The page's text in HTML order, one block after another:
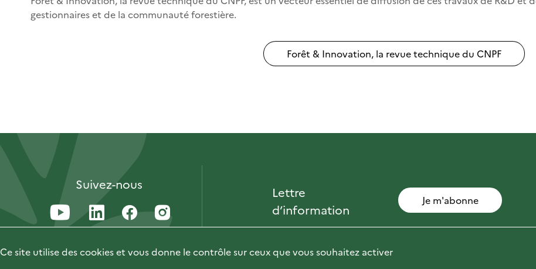
gestionnaires et de la communauté forestière.
Forêt & Innovation, la revue technique du CNPF
Suivez-nous
Lettre
d’information
Je m'abonne
Ce site utilise des cookies et vous donne le contrôle sur ceux que vous souhaitez activer